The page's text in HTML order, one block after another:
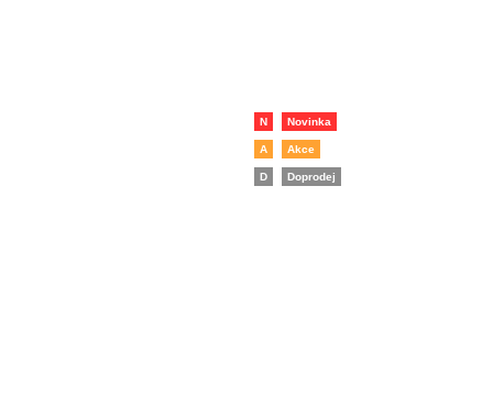
N Novinka
A Akce
D Doprodej